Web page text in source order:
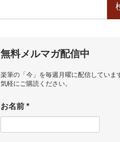
無料メルマガ配信中
楽筆の「今」を毎週月曜に配信していま
気軽にご購読ください。
お名前*